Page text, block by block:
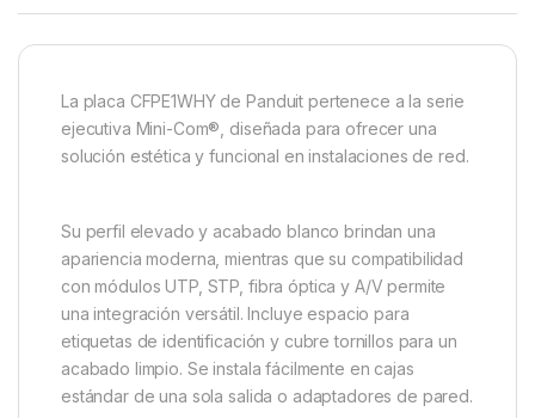
La placa CFPE1WHY de Panduit pertenece a la serie
ejecutiva Mini-Com®, diseñada para ofrecer una
solución estética y funcional en instalaciones de red.
Su perfil elevado y acabado blanco brindan una
apariencia moderna, mientras que su compatibilidad
con módulos UTP, STP, fibra óptica y A/V permite
una integración versátil. Incluye espacio para
etiquetas de identificación y cubre tornillos para un
acabado limpio. Se instala fácilmente en cajas
estándar de una sola salida o adaptadores de pared.